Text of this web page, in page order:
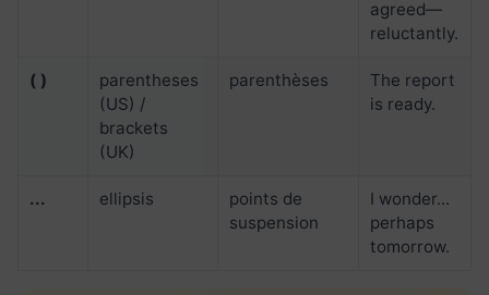
agreed—
reluctantly.
( )
parentheses
(US) /
brackets
(UK)
parenthèses
The report
is ready.
... ellipsis
points de
suspension
I wonder...
perhaps
tomorrow.